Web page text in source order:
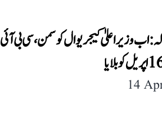
اب وزیر اعلیٰ کیجریوال کو سمن، سی بی آئی
14